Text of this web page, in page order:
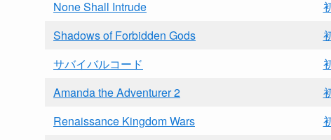
None Shall Intrude
Shadows of Forbidden Gods
サバイバルコード
Amanda the Adventurer 2
Renaissance Kingdom Wars